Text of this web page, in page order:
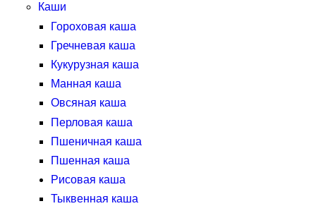
Каши
Гороховая каша
Гречневая каша
Кукурузная каша
Манная каша
Овсяная каша
Перловая каша
Пшеничная каша
Пшенная каша
Рисовая каша
Тыквенная каша